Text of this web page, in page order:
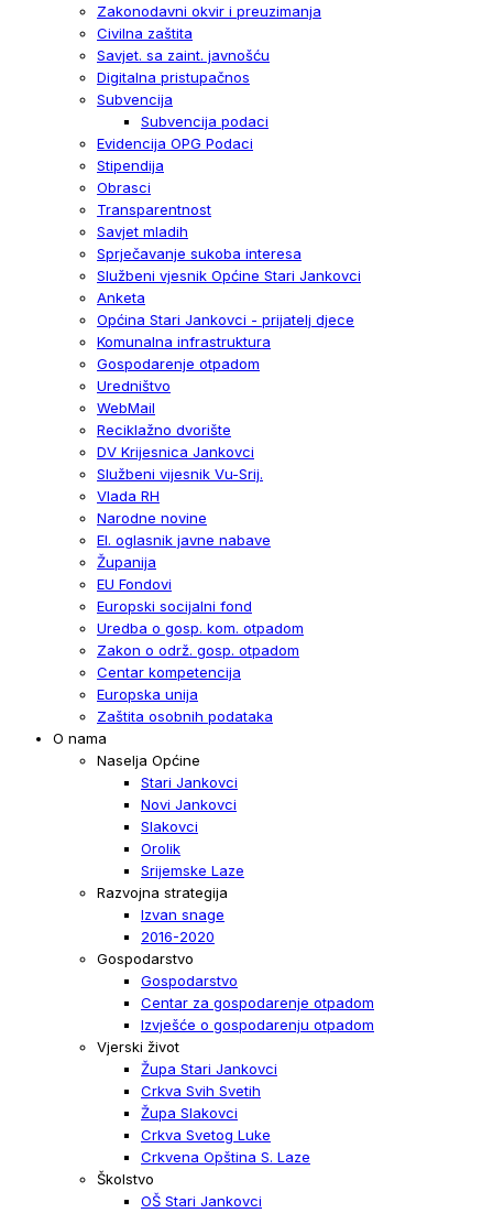
Zakonodavni okvir i preuzimanja
Civilna zaštita
Savjet. sa zaint. javnošću
Digitalna pristupačnos
Subvencija
Subvencija podaci
Evidencija OPG Podaci
Stipendija
Obrasci
Transparentnost
Savjet mladih
Sprječavanje sukoba interesa
Službeni vjesnik Općine Stari Jankovci
Anketa
Općina Stari Jankovci - prijatelj djece
Komunalna infrastruktura
Gospodarenje otpadom
Uredništvo
WebMail
Reciklažno dvorište
DV Krijesnica Jankovci
Službeni vijesnik Vu-Srij.
Vlada RH
Narodne novine
El. oglasnik javne nabave
Županija
EU Fondovi
Europski socijalni fond
Uredba o gosp. kom. otpadom
Zakon o održ. gosp. otpadom
Centar kompetencija
Europska unija
Zaštita osobnih podataka
O nama
Naselja Općine
Stari Jankovci
Novi Jankovci
Slakovci
Orolik
Srijemske Laze
Razvojna strategija
Izvan snage
2016-2020
Gospodarstvo
Gospodarstvo
Centar za gospodarenje otpadom
Izvješće o gospodarenju otpadom
Vjerski život
Župa Stari Jankovci
Crkva Svih Svetih
Župa Slakovci
Crkva Svetog Luke
Crkvena Opština S. Laze
Školstvo
OŠ Stari Jankovci